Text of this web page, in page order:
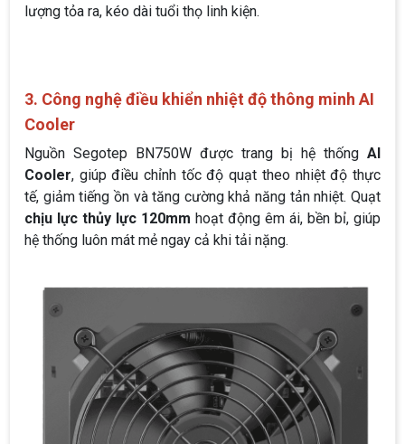
lượng tỏa ra, kéo dài tuổi thọ linh kiện.
3. Công nghệ điều khiển nhiệt độ thông minh AI
Cooler
Nguồn Segotep BN750W được trang bị hệ thống AI
Cooler, giúp điều chỉnh tốc độ quạt theo nhiệt độ thực
tế, giảm tiếng ồn và tăng cường khả năng tản nhiệt. Quạt
chịu lực thủy lực 120mm hoạt động êm ái, bền bỉ, giúp
hệ thống luôn mát mẻ ngay cả khi tải nặng.